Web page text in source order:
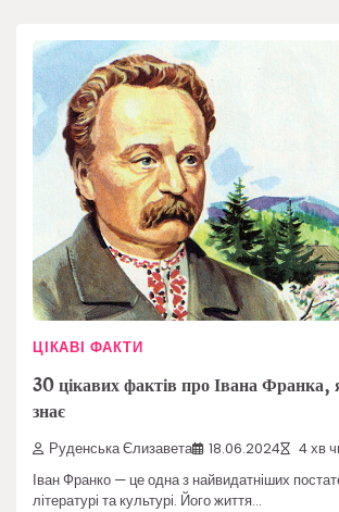
ЦІКАВІ ФАКТИ
30 цікавих фактів про Івана Франка,
знає
Руденська Єлизавета 18.06.2024 4 хв
Іван Франко — це одна з найвидатніших
літературі та культурі. Його життя…